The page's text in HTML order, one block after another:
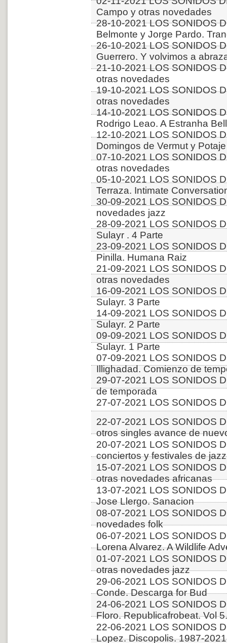
Campo y otras novedades
28-10-2021 LOS SONIDOS
Belmonte y Jorge Pardo.
26-10-2021 LOS SONIDOS
Guerrero. Y volvimos a
21-10-2021 LOS SONIDOS
otras novedades
19-10-2021 LOS SONIDOS
otras novedades
14-10-2021 LOS SONIDOS
Rodrigo Leao. A Estranha
12-10-2021 LOS SONIDOS
Domingos de Vermut y Potaje
07-10-2021 LOS SONIDOS
otras novedades
05-10-2021 LOS SONIDOS
Terraza. Intimate
30-09-2021 LOS SONIDOS
novedades jazz
28-09-2021 LOS SONIDOS
Sulayr . 4 Parte
23-09-2021 LOS SONIDOS
Pinilla. Humana Raiz
21-09-2021 LOS SONIDOS
otras novedades
16-09-2021 LOS SONIDOS
Sulayr. 3 Parte
14-09-2021 LOS SONIDOS
Sulayr. 2 Parte
09-09-2021 LOS SONIDOS
Sulayr. 1 Parte
07-09-2021 LOS SONIDOS
Illighadad. Comienzo de
29-07-2021 LOS SONIDOS
de temporada
27-07-2021 LOS SONIDOS
22-07-2021 LOS SONIDOS
otros singles avance de
20-07-2021 LOS SONIDOS
conciertos y festivales de
15-07-2021 LOS SONIDOS
otras novedades africanas
13-07-2021 LOS SONIDOS
Jose Llergo. Sanacion
08-07-2021 LOS SONIDOS
novedades folk
06-07-2021 LOS SONIDOS
Lorena Alvarez. A Wildlife
01-07-2021 LOS SONIDOS
otras novedades jazz
29-06-2021 LOS SONIDOS
Conde. Descarga for Bud
24-06-2021 LOS SONIDOS
Floro. Republicafrobeat. Vol
22-06-2021 LOS SONIDOS
Lopez. Discopolis. 1987-